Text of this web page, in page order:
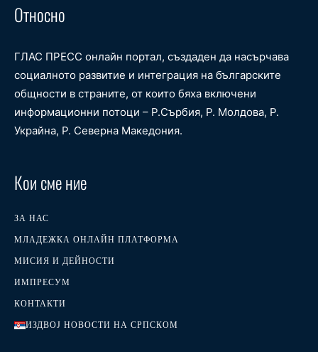
Относно
ГЛАС ПРЕСС онлайн портал, създаден да насърчава
социалното развитие и интеграция на българските
общности в страните, от които бяха включени
информационни потоци – Р.Сърбия, Р. Молдова, Р.
Украйна, Р. Северна Македония.
Кои сме ние
ЗА НАС
МЛАДЕЖКА ОНЛАЙН ПЛАТФОРМА
МИСИЯ И ДЕЙНОСТИ
ИМПРЕСУМ
КОНТАКТИ
ИЗДВОЈ НОВОСТИ НА СРПСКОМ